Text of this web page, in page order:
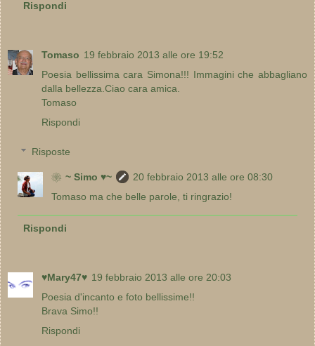
Rispondi
Tomaso 19 febbraio 2013 alle ore 19:52
Poesia bellissima cara Simona!!! Immagini che abbagliano
dalla bellezza.Ciao cara amica.
Tomaso
Rispondi
Risposte
❀~ Simo ♥~
20 febbraio 2013 alle ore 08:30
Tomaso ma che belle parole, ti ringrazio!
Rispondi
♥Mary47♥ 19 febbraio 2013 alle ore 20:03
Poesia d'incanto e foto bellissime!!
Brava Simo!!
Rispondi